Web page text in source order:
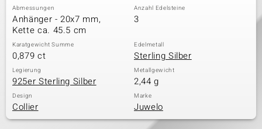
Abmessungen
Anhänger - 20x7 mm,
Kette ca. 45.5 cm
Anzahl Edelsteine
3
Karatgewicht Summe
0,879 ct
Edelmetall
Sterling Silber
Legierung
925er Sterling Silber
Metallgewicht
2,44 g
Design
Collier
Marke
Juwelo